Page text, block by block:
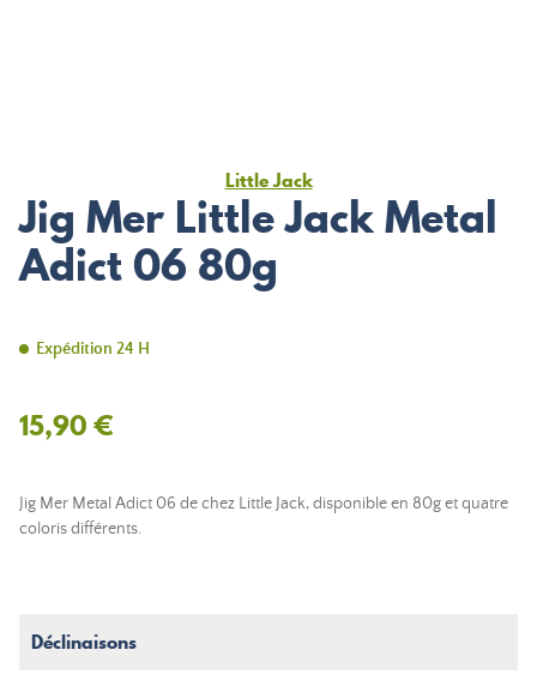
Little Jack
Jig Mer Little Jack Metal
Adict 06 80g
Expédition 24 H
15,90 €
Jig Mer Metal Adict 06 de chez Little Jack, disponible en 80g et quatre
coloris différents.
Déclinaisons